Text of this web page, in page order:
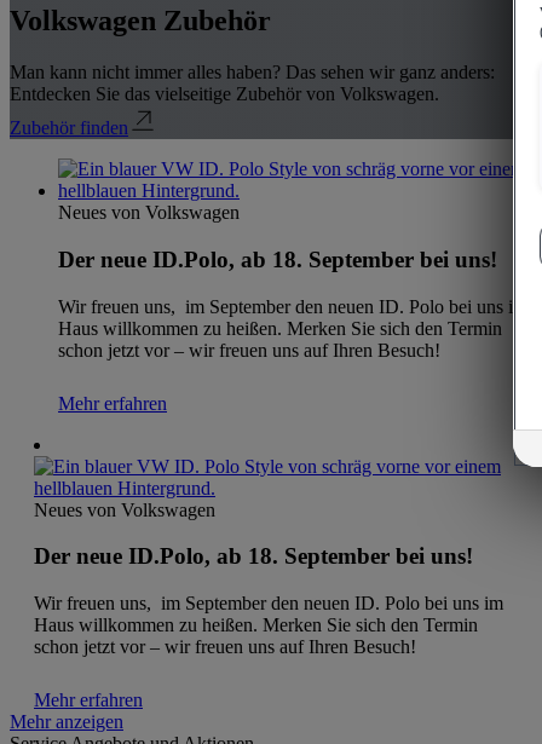
Volkswagen Zubehör
Man kann nicht immer alles haben? Das sehen wir ganz anders:
Entdecken Sie das vielseitige Zubehör von Volkswagen.
Zubehör finden
Neues von Volkswagen
Der neue ID.Polo, ab 18. September bei uns!
Wir freuen uns, im September den neuen ID. Polo bei uns im
Haus willkommen zu heißen. Merken Sie sich den Termin
schon jetzt vor – wir freuen uns auf Ihren Besuch!
Mehr erfahren
Neues von Volkswagen
Der neue ID.Polo, ab 18. September bei uns!
Wir freuen uns, im September den neuen ID. Polo bei uns im
Haus willkommen zu heißen. Merken Sie sich den Termin
schon jetzt vor – wir freuen uns auf Ihren Besuch!
Mehr erfahren
Mehr anzeigen